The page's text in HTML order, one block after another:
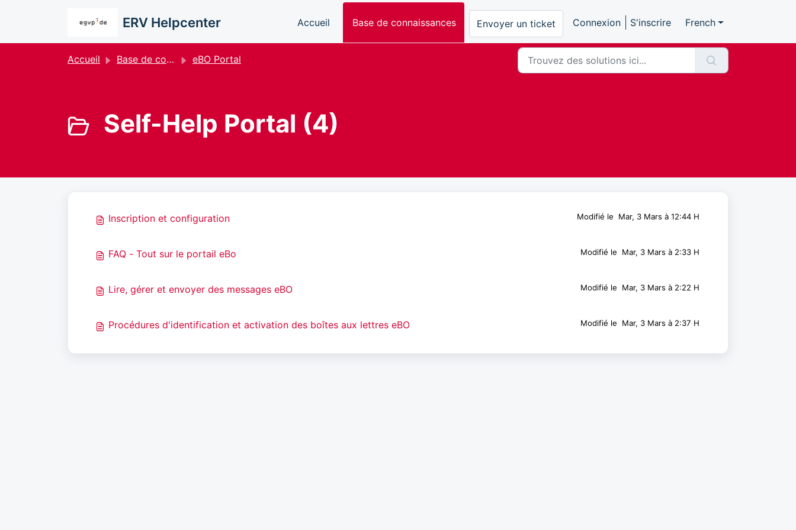
ERV Helpcenter Accueil Base de connaissances Envoyer un ticket Connexion S'inscrire French
Accueil Base de connaissances eBO Portal
Self-Help Portal (4)
Inscription et configuration Modifié le Mar, 3 Mars à 12:44 H
FAQ - Tout sur le portail eBo Modifié le Mar, 3 Mars à 2:33 H
Lire, gérer et envoyer des messages eBO Modifié le Mar, 3 Mars à 2:22 H
Procédures d'identification et activation des boîtes aux lettres eBO Modifié le Mar, 3 Mars à 2:37 H